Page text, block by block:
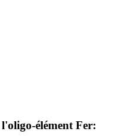
élément Fer: